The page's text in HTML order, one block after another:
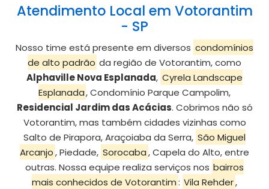
Atendimento Local em Votorantim
- SP
Nosso time está presente em diversos condomínios
de alto padrão da região de Votorantim, como
Alphaville Nova Esplanada, Cyrela Landscape
Esplanada, Condomínio Parque Campolim,
Residencial Jardim das Acácias. Cobrimos não só
Votorantim, mas também cidades vizinhas como
Salto de Pirapora, Araçoiaba da Serra, São Miguel
Arcanjo, Piedade, Sorocaba, Capela do Alto, entre
outras. Nossa equipe realiza serviços nos bairros
mais conhecidos de Votorantim: Vila Rehder,